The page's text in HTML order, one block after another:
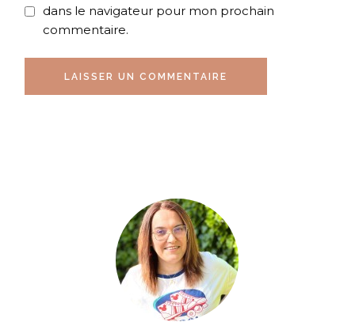
dans le navigateur pour mon prochain
commentaire.
LAISSER UN COMMENTAIRE